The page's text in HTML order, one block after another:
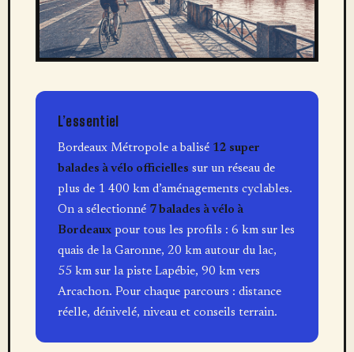
L’essentiel
Bordeaux Métropole a balisé 12 super
balades à vélo officielles sur un réseau de
plus de 1 400 km d’aménagements cyclables.
On a sélectionné 7 balades à vélo à
Bordeauxpour tous les profils : 6 km sur les
quais de la Garonne, 20 km autour du lac,
55 km sur la piste Lapébie, 90 km vers
Arcachon. Pour chaque parcours : distance
réelle, dénivelé, niveau et conseils terrain.